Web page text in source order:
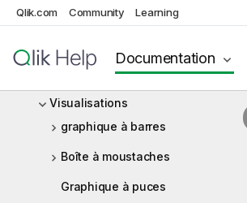
Qlik.com Community Learning
Documentation
Ressources de données dans les
visualisations
Bonnes pratiques pour sélectionner
les types de visualisation
Visualisations
graphique à barres
Boîte à moustaches
Graphique à puces